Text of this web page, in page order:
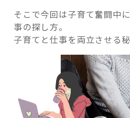
そこで今回は子育て奮闘中
事の探し方。
子育てと仕事を両立させる